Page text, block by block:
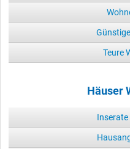
Teure
Häuser
Inserate